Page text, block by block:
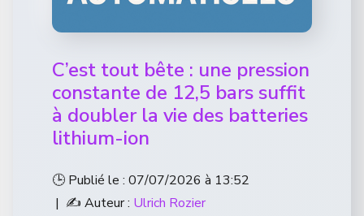
C’est tout bête : une pression
constante de 12,5 bars suffit
à doubler la vie des batteries
lithium-ion
🕒 Publié le : 07/07/2026 à 13:52
| ✍️ Auteur : Ulrich Rozier